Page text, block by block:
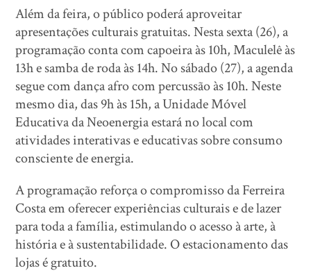
Além da feira, o público poderá aproveitar
apresentações culturais gratuitas. Nesta sexta (26), a
programação conta com capoeira às 10h, Maculelê às
13h e samba de roda às 14h. No sábado (27), a agenda
segue com dança afro com percussão às 10h. Neste
mesmo dia, das 9h às 15h, a Unidade Móvel
Educativa da Neoenergia estará no local com
atividades interativas e educativas sobre consumo
consciente de energia.
A programação reforça o compromisso da Ferreira
Costa em oferecer experiências culturais e de lazer
para toda a família, estimulando o acesso à arte, à
história e à sustentabilidade. O estacionamento das
lojas é gratuito.